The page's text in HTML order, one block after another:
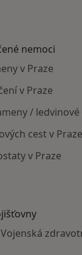
nemoci
v Praze
v Praze
/
cest v Praze
v Praze